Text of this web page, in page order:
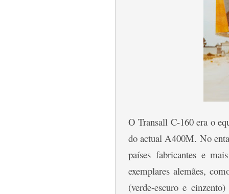
O Transall C-160 era o
do actual A400M. No
países fabricantes e
exemplares alemães,
(verde-escuro e